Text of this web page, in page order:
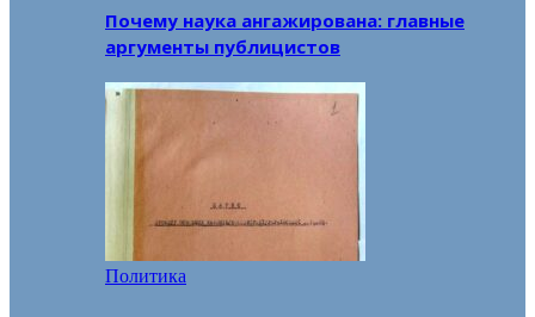
Почему наука ангажирована: главные
аргументы публицистов
Политика